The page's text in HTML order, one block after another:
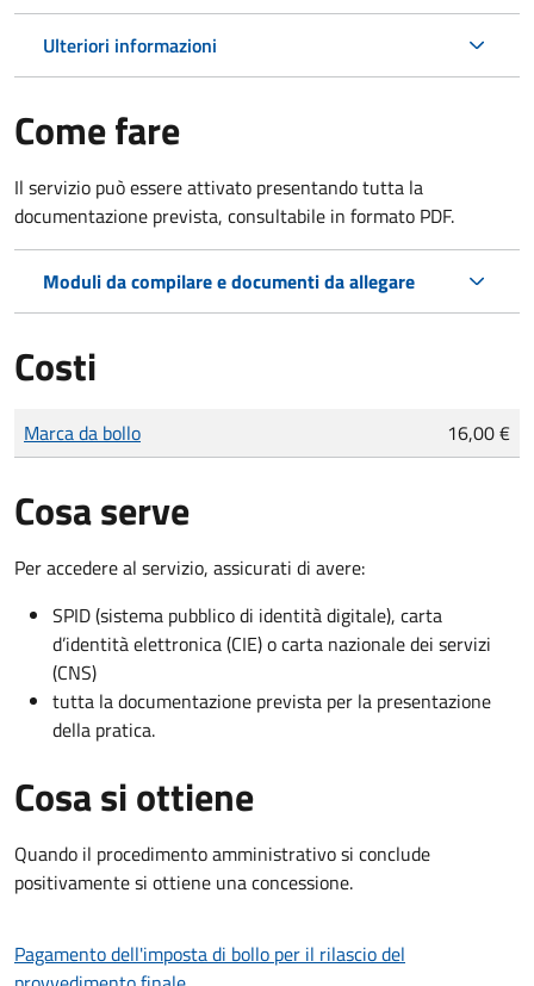
Ulteriori informazioni
Come fare
Il servizio può essere attivato presentando tutta la
documentazione prevista, consultabile in formato PDF.
Moduli da compilare e documenti da allegare
Costi
Tipo di pagamento
Importo
Marca da bollo 16,00 €
Cosa serve
Per accedere al servizio, assicurati di avere:
SPID (sistema pubblico di identità digitale), carta
d’identità elettronica (CIE) o carta nazionale dei servizi
(CNS)
tutta la documentazione prevista per la presentazione
della pratica.
Cosa si ottiene
Quando il procedimento amministrativo si conclude
positivamente si ottiene una concessione.
Pagamento dell'imposta di bollo per il rilascio del